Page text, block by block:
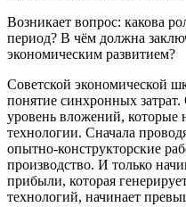
Возникает вопрос: какова
период? В чём должна
экономическим развитием?
Советской экономической
понятие синхронных
уровень вложений, которые
технологии. Сначала
опытно-конструкторские
производство. И только
прибыли, которая
технологий, начинает